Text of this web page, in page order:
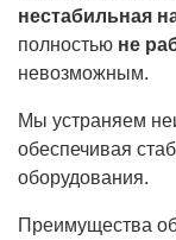
нестабильная
полностью не
невозможным.
Мы устраняем
обеспечивая
оборудования.
Преимущества